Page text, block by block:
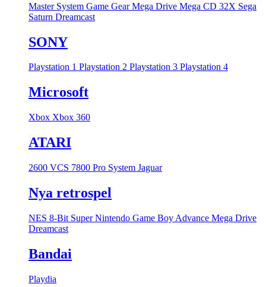
Master System Game GearMega Drive Mega CD 32X Sega
Saturn Dreamcast
SONY
Playstation 1 Playstation 2 Playstation 3 Playstation 4
Microsoft
Xbox Xbox 360
ATARI
2600 VCS 7800 Pro System Jaguar
Nya retrospel
NES 8-Bit Super Nintendo Game Boy Advance Mega Drive
Dreamcast
Bandai
Playdia